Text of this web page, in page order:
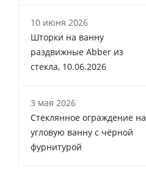
10 июня 2026
Шторки на ванну
раздвижные Abber из
стекла, 10.06.2026
3 мая 2026
Стеклянное ограждение на
угловую ванну с чёрной
фурнитурой